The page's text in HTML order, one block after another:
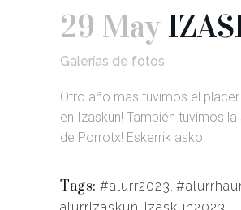
29 May
Galerías de fotos
Otro año mas tuvimos el
en Izaskun! También tuvimos
de Porrotx! Eskerrik asko!
Tags: #alurr2023